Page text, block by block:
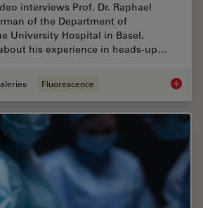
interviews Prof. Dr. Raphael
of the Department of
University Hospital in Basel,
his experience in heads-up…
Fluorescence